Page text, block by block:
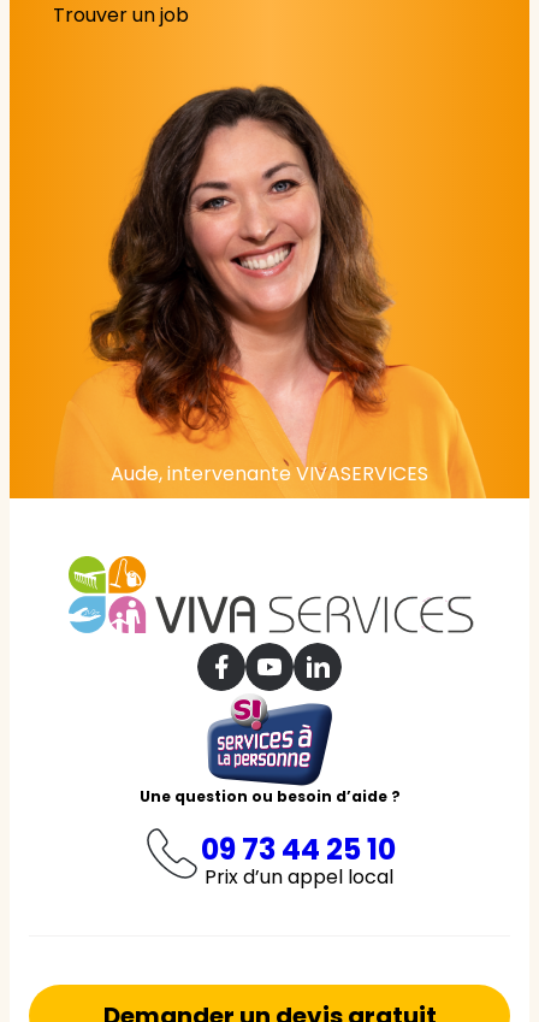
Trouver un job
Aude, intervenante VIVASERVICES
Une question ou besoin d’aide ?
09 73 44 25 10
Prix d’un appel local